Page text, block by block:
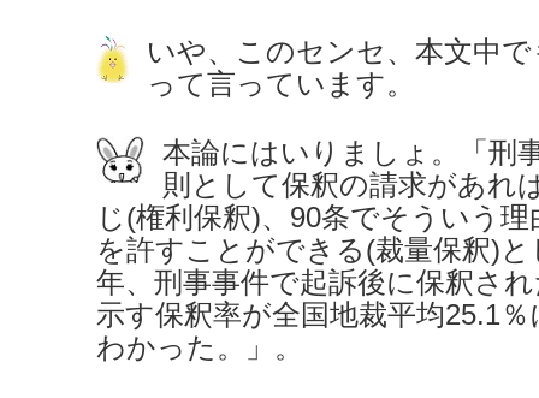
いや、このセンセ、本文中
って言っています。
本論にはいりましょ。「刑
則として保釈の請求があれ
じ(権利保釈)、90条でそういう
を許すことができる(裁量保釈)
年、刑事事件で起訴後に保釈さ
示す保釈率が全国地裁平均25.1
わかった。」。